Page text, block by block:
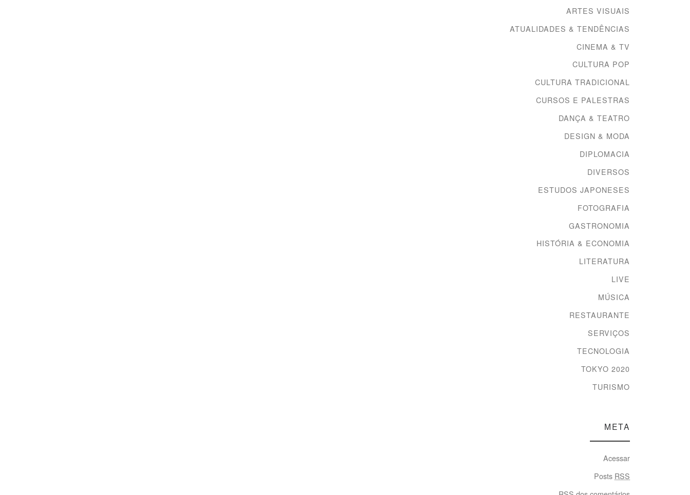
ARTES VISUAIS
ATUALIDADES & TENDÊNCIAS
CINEMA & TV
CULTURA POP
CULTURA TRADICIONAL
CURSOS E PALESTRAS
DANÇA & TEATRO
DESIGN & MODA
DIPLOMACIA
DIVERSOS
ESTUDOS JAPONESES
FOTOGRAFIA
GASTRONOMIA
HISTÓRIA & ECONOMIA
LITERATURA
LIVE
MÚSICA
RESTAURANTE
SERVIÇOS
TECNOLOGIA
TOKYO 2020
TURISMO
META
Acessar
Posts RSS